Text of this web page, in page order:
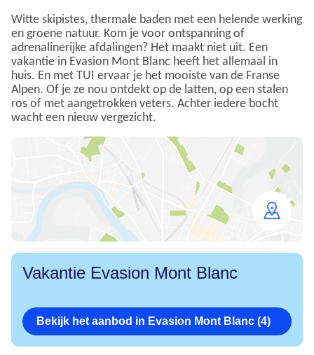
Witte skipistes, thermale baden met een helende werking
en groene natuur. Kom je voor ontspanning of
adrenalinerijke afdalingen? Het maakt niet uit. Een
vakantie in Evasion Mont Blanc heeft het allemaal in
huis. En met TUI ervaar je het mooiste van de Franse
Alpen. Of je ze nou ontdekt op de latten, op een stalen
ros of met aangetrokken veters. Achter iedere bocht
wacht een nieuw vergezicht.
map
Vakantie Evasion Mont Blanc
Bekijk het aanbod in Evasion Mont Blanc (4)